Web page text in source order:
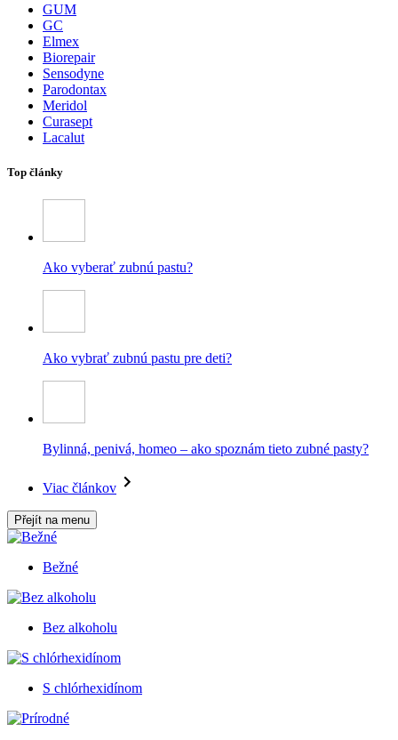
GUM
GC
Elmex
Biorepair
Sensodyne
Parodontax
Meridol
Curasept
Lacalut
Top články
Ako vyberať zubnú pastu?
Ako vybrať zubnú pastu pre deti?
Bylinná, penivá, homeo – ako spoznám tieto zubné pasty?
Viac článkov
Přejít na menu
Bežné
Bez alkoholu
S chlórhexidínom